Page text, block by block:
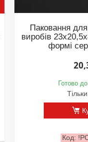
Паковання
виробів
формі
Готово